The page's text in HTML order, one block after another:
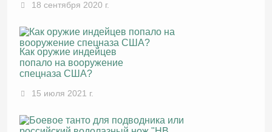
18 сентября 2020 г.
Как оружие индейцев
попало на вооружение
спецназа США?
15 июля 2021 г.